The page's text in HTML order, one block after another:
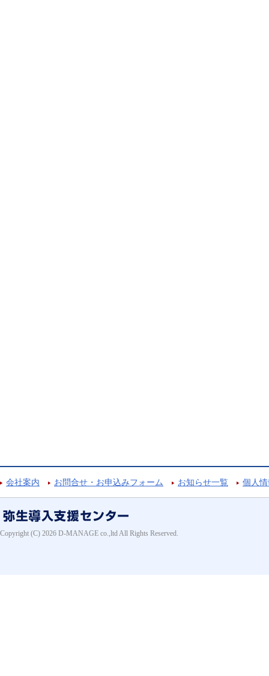
会社案内 お問合せ・お申込みフォーム お知らせ一覧 個人
Copyright (C) 2026 D-MANAGE co.,ltd All Rights Reserved.